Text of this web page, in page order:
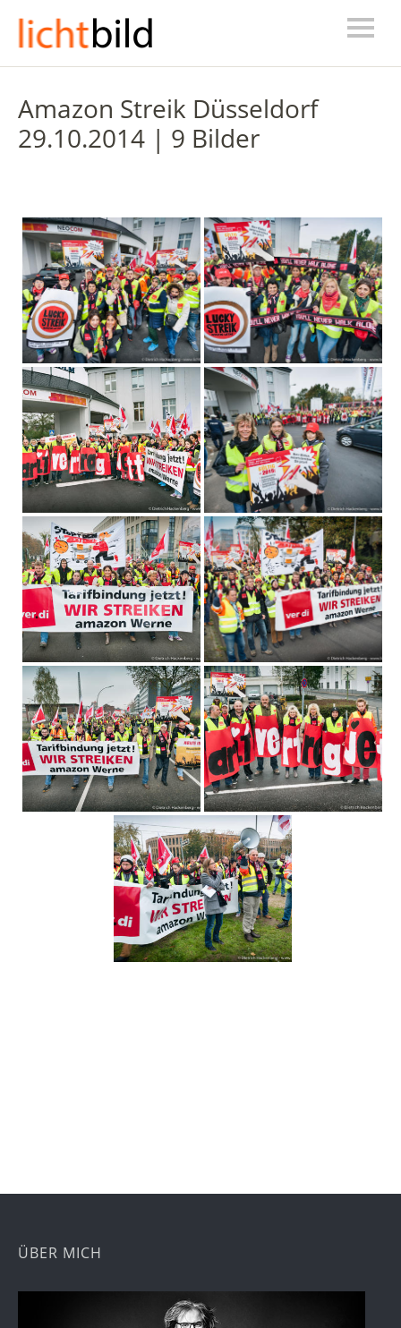
Amazon Streik Düsseldorf
29.10.2014 | 9 Bilder
ÜBER MICH